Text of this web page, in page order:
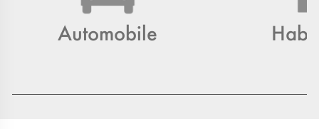
Automobile